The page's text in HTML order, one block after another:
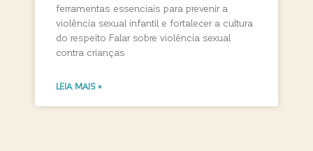
ferramentas essenciais para prevenir a
violência sexual infantil e fortalecer a cultura
do respeito Falar sobre violência sexual
contra crianças
LEIA MAIS »